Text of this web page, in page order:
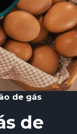
de gás
de